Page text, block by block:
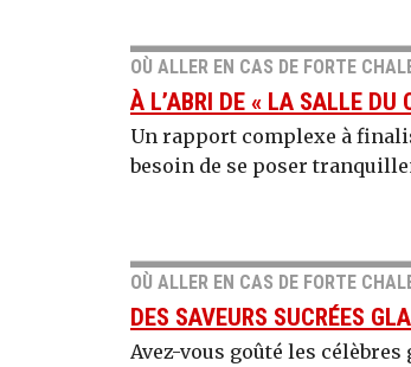
OÙ ALLER EN CAS DE FORTE
À L’ABRI DE « LA SALLE DU
Un rapport complexe à
besoin de se poser
OÙ ALLER EN CAS DE FORTE
DES SAVEURS SUCRÉES
Avez-vous goûté les